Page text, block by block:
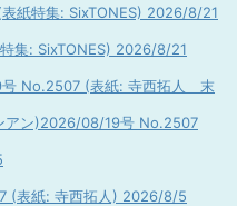
紙特集: SixTONES) 2026/8/21
集: SixTONES) 2026/8/21
No.2507 (表紙: 寺西拓人 末
アン)2026/08/19号 No.2507
(表紙: 寺西拓人) 2026/8/5